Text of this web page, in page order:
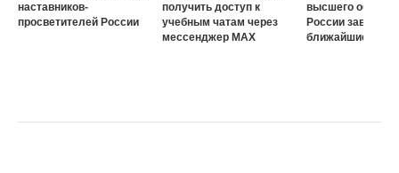
наставников-
просветителей России
получить доступ к
учебным чатам через
мессенджер MAX
высшего
России
ближайшие три